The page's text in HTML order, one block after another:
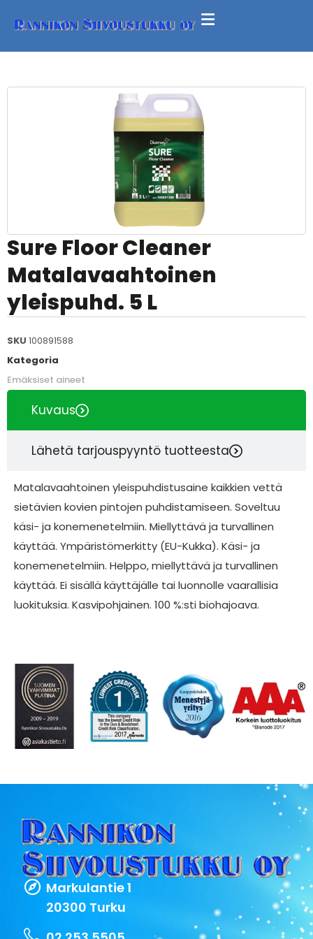
Sure Floor Cleaner
Matalavaahtoinen
yleispuhd. 5 L
SKU 100891588
Kategoria
Emäksiset aineet
Kuvaus
Lähetä tarjouspyyntö tuotteesta
Matalavaahtoinen yleispuhdistusaine kaikkien vettä
sietävien kovien pintojen puhdistamiseen. Soveltuu
käsi- ja konemenetelmiin. Miellyttävä ja turvallinen
käyttää. Ympäristömerkitty (EU-Kukka). Käsi- ja
konemenetelmiin. Helppo, miellyttävä ja turvallinen
käyttää. Ei sisällä käyttäjälle tai luonnolle vaarallisia
luokituksia. Kasvipohjainen. 100 %:sti biohajoava.
Markulantie 1
20300 Turku